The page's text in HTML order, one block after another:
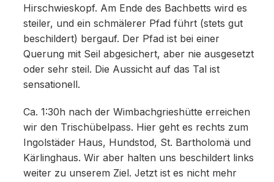
Hirschwieskopf. Am Ende des Bachbetts wird es
steiler, und ein schmälerer Pfad führt (stets gut
beschildert) bergauf. Der Pfad ist bei einer
Querung mit Seil abgesichert, aber nie ausgesetzt
oder sehr steil. Die Aussicht auf das Tal ist
sensationell.
Ca. 1:30h nach der Wimbachgrieshütte erreichen
wir den Trischübelpass. Hier geht es rechts zum
Ingolstäder Haus, Hundstod, St. Bartholomä und
Kärlinghaus. Wir aber halten uns beschildert links
weiter zu unserem Ziel. Jetzt ist es nicht mehr